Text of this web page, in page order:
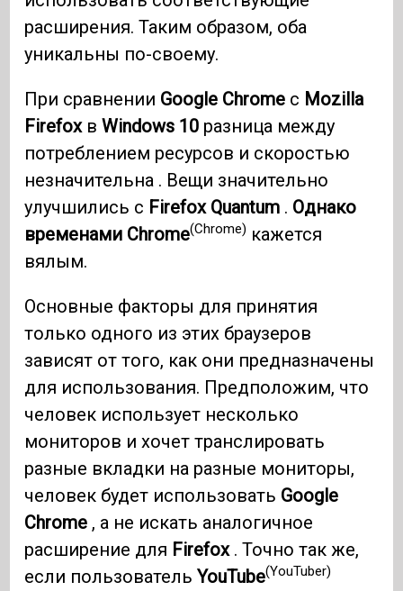
расширения. Таким образом, оба
уникальны по-своему.
При сравнении Google Chrome с Mozilla
FirefoxвWindows 10 разница между
потреблением ресурсов и скоростью
незначительна . Вещи значительно
улучшились с Firefox Quantum . Однако
временами Chrome(Chrome) кажется
вялым.
Основные факторы для принятия
только одного из этих браузеров
зависят от того, как они предназначены
для использования. Предположим, что
человек использует несколько
мониторов и хочет транслировать
разные вкладки на разные мониторы,
человек будет использовать Google
Chrome , а не искать аналогичное
расширение для Firefox. Точно так же,
если пользовательYouTube(YouTuber)